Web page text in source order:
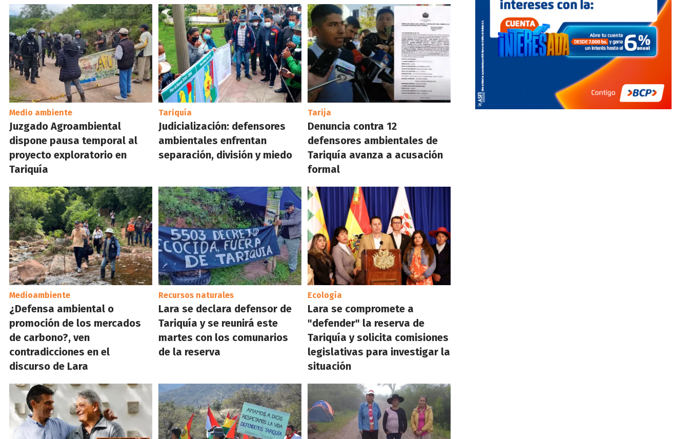
Medio ambiente
Juzgado Agroambiental
dispone pausa temporal al
proyecto exploratorio en
Tariquía
Tariquía
Judicialización: defensores
ambientales enfrentan
separación, división y miedo
Tarija
Denuncia contra 12
defensores ambientales de
Tariquía avanza a acusación
formal
Medioambiente
¿Defensa ambiental o
promoción de los mercados
de carbono?, ven
contradicciones en el
discurso de Lara
Recursos naturales
Lara se declara defensor de
Tariquía y se reunirá este
martes con los comunarios
de la reserva
Ecología
Lara se compromete a
"defender" la reserva de
Tariquía y solicita comisiones
legislativas para investigar la
situación